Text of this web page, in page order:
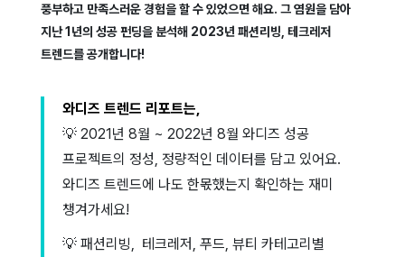
풍부하고 만족스러운 경험을 할 수 있었으면 해요. 그 염원을 담아
지난 1년의 성공 펀딩을 분석해 2023년 패션리빙, 테크레저
트렌드를 공개합니다!
와디즈 트렌드 리포트는,
💡 2021년 8월 ~ 2022년 8월 와디즈 성공
프로젝트의 정성, 정량적인 데이터를 담고 있어요.
와디즈 트렌드에 나도 한몫했는지 확인하는 재미
챙겨가세요!
💡 패션리빙, 테크레저, 푸드, 뷰티 카테고리별